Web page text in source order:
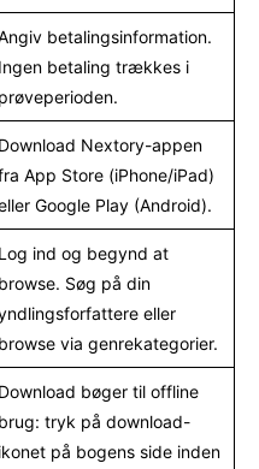
betalingsinformation.
Ingen betaling trækkes i
prøveperioden.
Download Nextory-appen
App Store (iPhone/iPad)
Google Play (Android).
Log ind og begynd at
browse. Søg på din
eller
browse via genrekategorier.
Download bøger til offline
brug: tryk på download-
ikonet på bogens side inden